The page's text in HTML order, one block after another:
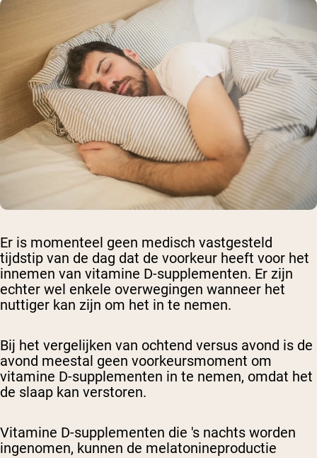
Er is momenteel geen medisch vastgesteld
tijdstip van de dag dat de voorkeur heeft voor het
innemen van vitamine D-supplementen. Er zijn
echter wel enkele overwegingen wanneer het
nuttiger kan zijn om het in te nemen.
Bij het vergelijken van ochtend versus avond is de
avond meestal geen voorkeursmoment om
vitamine D-supplementen in te nemen, omdat het
de slaap kan verstoren.
Vitamine D-supplementen die 's nachts worden
ingenomen, kunnen de melatonineproductie